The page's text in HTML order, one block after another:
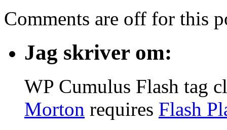
Comments are off for this
Jag skriver om:
WP Cumulus Flash tag
Morton requires Flash